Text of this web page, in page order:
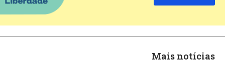
Mais notícias